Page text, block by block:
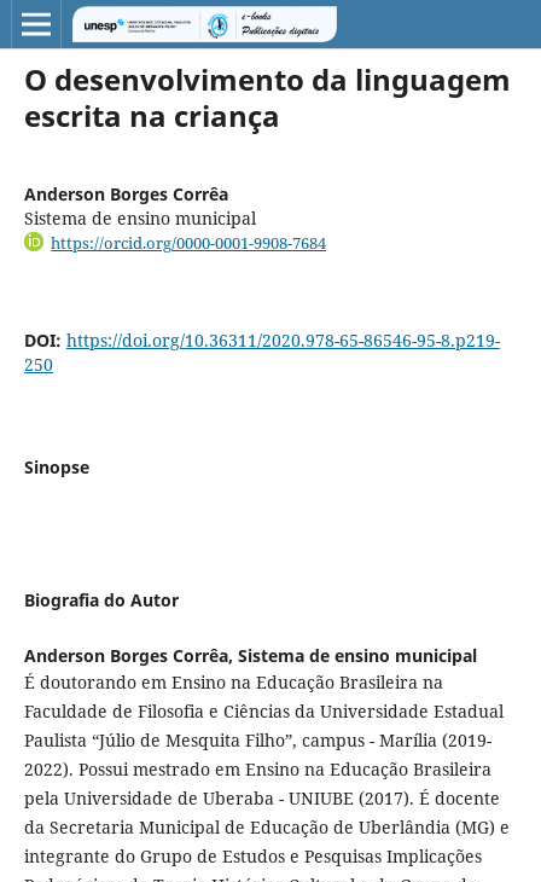
O desenvolvimento da linguagem
escrita na criança
Anderson Borges Corrêa
Sistema de ensino municipal
https://orcid.org/0000-0001-9908-7684
DOI: https://doi.org/10.36311/2020.978-65-86546-95-8.p219-
250
Sinopse
Biografia do Autor
Anderson Borges Corrêa, Sistema de ensino municipal
É doutorando em Ensino na Educação Brasileira na
Faculdade de Filosofia e Ciências da Universidade Estadual
Paulista “Júlio de Mesquita Filho”, campus - Marília (2019-
2022). Possui mestrado em Ensino na Educação Brasileira
pela Universidade de Uberaba - UNIUBE (2017). É docente
da Secretaria Municipal de Educação de Uberlândia (MG) e
integrante do Grupo de Estudos e Pesquisas Implicações